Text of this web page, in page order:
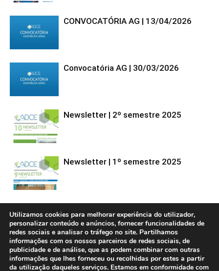
CONVOCATÓRIA AG | 13/04/2026
Convocatória AG | 30/03/2026
Newsletter | 2º semestre 2025
Newsletter | 1º semestre 2025
© Copyright 2020 ADCE - Associação de Desenvolvimento do Concelho de
Utilizamos cookies para melhorar experiência do utilizador,
personalizar conteúdo e anúncios, fornecer funcionalidades de
redes sociais e analisar o tráfego no site. Partilhamos
informações com os nossos parceiros de redes sociais, de
publicidade e de análise, que as podem combinar com outras
informações que lhes forneceu ou recolhidas por estes a partir
da utilização daqueles serviços. Estamos em conformidade com